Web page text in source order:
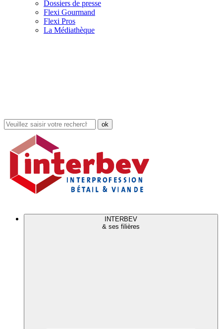
Dossiers de presse
Flexi Gourmand
Flexi Pros
La Médiathèque
Rechercher
dans
site
INTERBEV
& ses filières